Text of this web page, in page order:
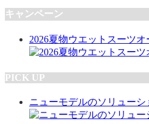
キャンペーン
2026夏物ウエットスーツ
PICK UP
ニューモデルのソリューシ